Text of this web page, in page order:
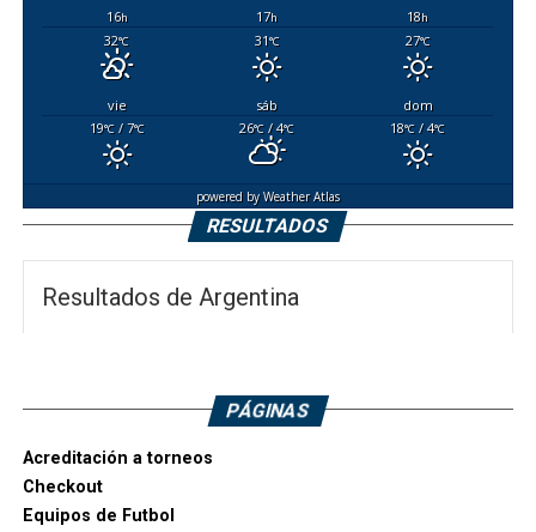
16h 17h 18h
32°C 31°C 27°C
vie sáb
dom
19°C/ 7°C 26°C / 4°C 18°C / 4°C
powered byWeather Atlas
RESULTADOS
Resultados de Argentina
PÁGINAS
Acreditación a torneos
Checkout
Equipos de Futbol